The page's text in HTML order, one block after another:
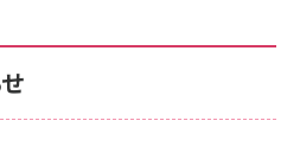
アン)2026/06/24号 No.2500増刊
ディション[王道エンタメの矜持／
品 メーカー保証5年 KLMEA128G
ラスフィルム iPhone 17 用 保護フィ
品 メーカー保証5年 KLMEA128G
フトカード - Amazonロゴ - クラ